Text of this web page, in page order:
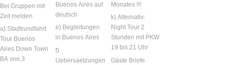
Bei Gruppen mit
Zeit melden
a) Stadtrundfahrt
Tour Buenos
Aires Down Town
BA von 3
Buenos Aires auf
deutsch
e) Begleitungen
in Buenos Aires
f)
Uebersaetzungen
Monates !!!
k) Alternativ:
Night Tour 2
Stunden mit PKW
19 bis 21 Uhr
Gäste Briefe